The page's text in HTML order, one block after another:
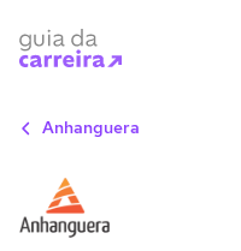
Anhanguera